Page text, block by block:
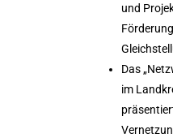
und
Das
im